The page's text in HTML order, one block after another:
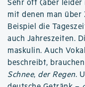
Sehr oft (aber
mit denen man
Beispiel die
auch Jahreszeiten.
maskulin. Auch
beschreibt,
Schnee, der Regen.